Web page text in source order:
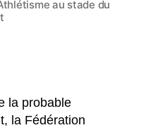
au stade du
la probable
la Fédération